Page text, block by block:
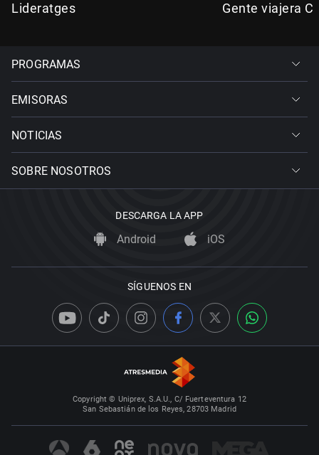
Lideratges Gente viajera
PROGRAMAS
EMISORAS
NOTICIAS
SOBRE NOSOTROS
DESCARGA LA APP
Android iOS
SÍGUENOS EN
Copyright © Uniprex, S.A.U., C/ Fuerteventura 12
San Sebastián de los Reyes, 28703 Madrid